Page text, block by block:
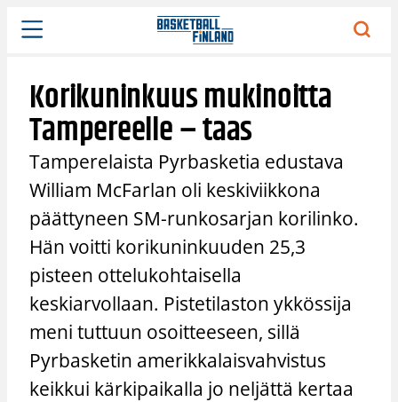
Siirry
sisältöön
Korikuninkuus mukinoitta
Tampereelle – taas
Tamperelaista Pyrbasketia edustava
William McFarlan oli keskiviikkona
päättyneen SM-runkosarjan korilinko.
Hän voitti korikuninkuuden 25,3
pisteen ottelukohtaisella
keskiarvollaan. Pistetilaston ykkössija
meni tuttuun osoitteeseen, sillä
Pyrbasketin amerikkalaisvahvistus
keikkui kärkipaikalla jo neljättä kertaa